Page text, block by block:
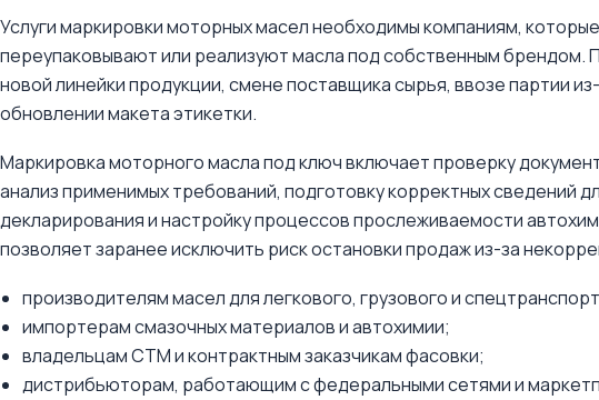
Услуги маркировки моторных масел необходимы компаниям,
переупаковывают или реализуют масла под собственным брендом.
новой линейки продукции, смене поставщика сырья, ввозе партии
обновлении макета этикетки.
Маркировка моторного масла под ключ включает проверку
анализ применимых требований, подготовку корректных сведений
декларирования и настройку процессов прослеживаемости
позволяет заранее исключить риск остановки продаж из-за
производителям масел для легкового, грузового и
импортерам смазочных материалов и автохимии;
владельцам СТМ и контрактным заказчикам фасовки;
дистрибьюторам, работающим с федеральными сетями и